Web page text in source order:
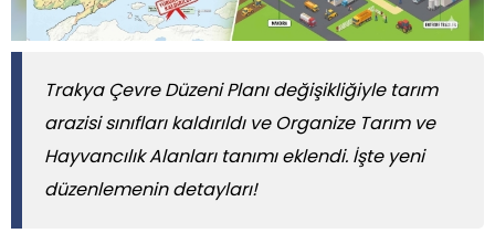
Trakya Çevre Düzeni Planı değişikliğiyle tarım
arazisi sınıfları kaldırıldı ve Organize Tarım ve
Hayvancılık Alanları tanımı eklendi. İşte yeni
düzenlemenin detayları!